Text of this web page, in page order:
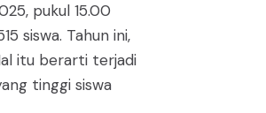
pukul 15.00
siswa. Tahun ini,
itu berarti terjadi
tinggi siswa